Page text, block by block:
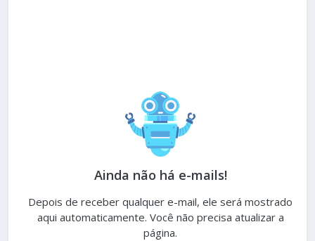
Ainda não há e-mails!
Depois de receber qualquer e-mail, ele será mostrado
aqui automaticamente. Você não precisa atualizar a
página.